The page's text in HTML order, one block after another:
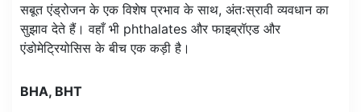
सबूत एंड्रोजन के एक विशेष प्रभाव के साथ, अंतःस्रावी व्यवधान का
सुझाव देते हैं। वहाँ भी phthalates और फाइब्रॉएड और
एंडोमेट्रियोसिस के बीच एक कड़ी है।
BHA, BHT